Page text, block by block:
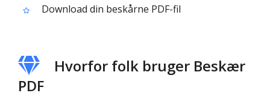
Download din beskårne PDF-fil
Hvorfor folk bruger Beskær
PDF